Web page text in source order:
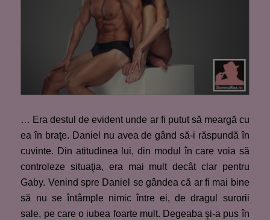
… Era destul de evident unde ar fi putut să meargă cu
ea în braţe. Daniel nu avea de gând să-i răspundă în
cuvinte. Din atitudinea lui, din modul în care voia să
controleze situaţia, era mai mult decât clar pentru
Gaby. Venind spre Daniel se gândea că ar fi mai bine
să nu se întâmple nimic între ei, de dragul surorii
sale, pe care o iubea foarte mult. Degeaba şi-a pus în